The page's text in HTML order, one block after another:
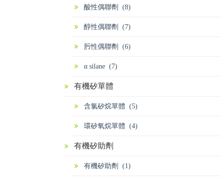
酸性偶聯劑 (8)
醇性偶聯劑 (7)
肟性偶聯劑 (6)
α silane (7)
有機矽單體
含氯矽烷單體 (5)
環矽氧烷單體 (4)
有機矽助劑
有機矽助劑 (1)